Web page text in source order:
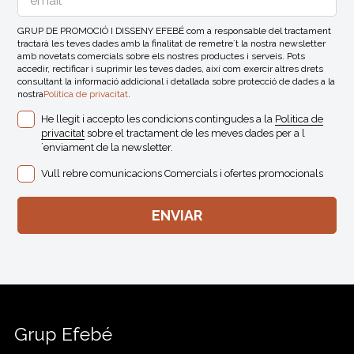
GRUP DE PROMOCIÓ I DISSENY EFEBÉ com a responsable del tractament
tractarà les teves dades amb la finalitat de remetre´t la nostra newsletter
amb novetats comercials sobre els nostres productes i serveis. Pots
accedir, rectificar i suprimir les teves dades, així com exercir altres drets
consultant la informació addicional i detallada sobre protecció de dades a la
nostraPolitica de privacitat.
He llegit i accepto les condicions contingudes a la Politica de
privacitat sobre el tractament de les meves dades per a l
´enviament de la newsletter.
Vull rebre comunicacions Comercials i ofertes promocionals
Grup Efebé